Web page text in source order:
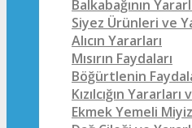
Balkabağının
Siyez Ürünleri ve
Alıcın Yararları
Mısırın Faydaları
Böğürtlenin
Kızılcığın
Ekmek Yemeli